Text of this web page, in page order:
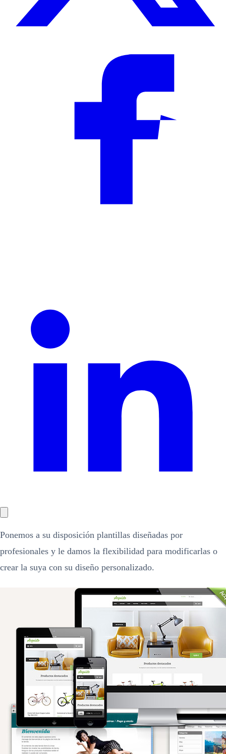
Ponemos a su disposición plantillas diseñadas por
profesionales y le damos la flexibilidad para modificarlas o
crear la suya con su diseño personalizado.